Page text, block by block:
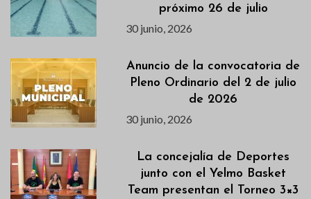
próximo 26 de julio
30 junio, 2026
Anuncio de la convocatoria de
Pleno Ordinario del 2 de julio
de 2026
30 junio, 2026
La concejalía de Deportes
junto con el Yelmo Basket
Team presentan el Torneo 3×3